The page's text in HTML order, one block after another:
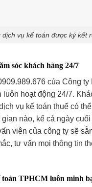
dịch vụ kế toán được ký kết
sóc khách hàng 24/7
của Công ty
luôn hoạt động 24/7.
vụ kế toán thuế có
nào, kể cả ngày
viên của công ty sẽ
tư vấn mọi thông tin
toán TPHCM luôn minh